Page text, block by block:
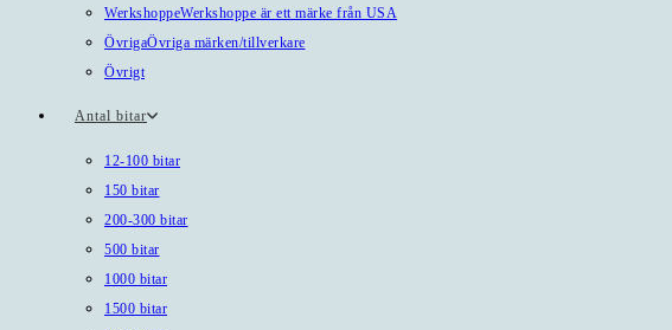
WerkshoppeWerkshoppe är ett märke från USA
ÖvrigaÖvriga märken/tillverkare
Övrigt
Antal bitar
12-100 bitar
150 bitar
200-300 bitar
500 bitar
1000 bitar
1500 bitar